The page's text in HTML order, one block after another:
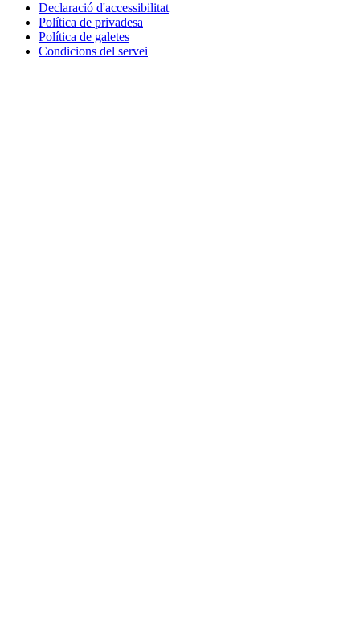
Declaració d'accessibilitat
Política de privadesa
Política de galetes
Condicions del servei